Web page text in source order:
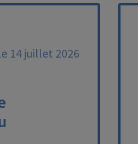
14 juillet 2026